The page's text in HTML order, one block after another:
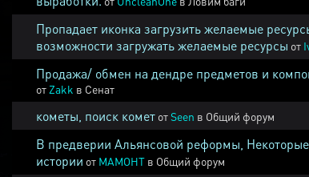
Пропадает иконка загрузить желаемые
возможности загружать желаемые ресурсы от
Продажа/ обмен на дендре предметов и
от Zakk в Сенат
кометы, поиск комет отSeen в Общий форум
В предверии Альянсовой реформы,
истории от MAMOHT в Общий форум